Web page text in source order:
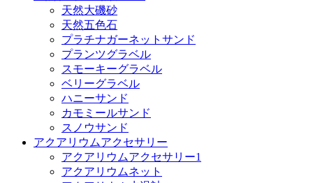
天然大磯砂
天然五色石
プラチナガーネットサンド
プランツグラベル
スモーキーグラベル
ベリーグラベル
ハニーサンド
カモミールサンド
スノウサンド
アクアリウムアクセサリー
アクアリウムアクセサリー1
アクアリウムネット